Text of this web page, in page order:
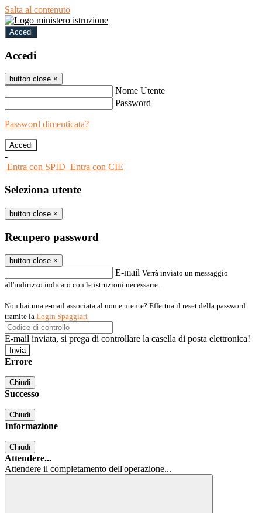
Salta al contenuto
Accedi
Accedi
button close ×
Nome Utente
Password
Password dimenticata?
-
Entra con SPID Entra con CIE
Seleziona utente
button close ×
Recupero password
button close ×
E-mail Verrà inviato un messaggio
all'indirizzo indicato con le istruzioni necessarie.
Non hai una e-mail associata al nome utente? Effettua il reset della password
tramite la Login Spaggiari
E-mail inviata, si prega di controllare la casella di posta elettronica!
Errore
Chiudi
Successo
Chiudi
Informazione
Chiudi
Attendere...
Attendere il completamento dell'operazione...